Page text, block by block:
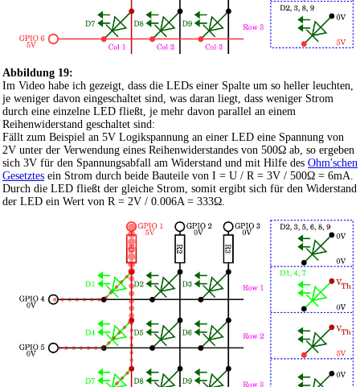
Abbildung 19:
Im Video habe ich gezeigt, dass die LEDs einer Spalte um so heller leuchten,
je weniger davon eingeschaltet sind, was daran liegt, dass weniger Strom
durch eine einzelne LED fließt, je mehr davon parallel an einem
Reihenwiderstand geschaltet sind:
Fällt zum Beispiel an 5V Logikspannung an einer LED eine Spannung von
2V unter der Verwendung eines Reihenwiderstandes von 500Ω ab, so ergeben
sich 3V für den Spannungsabfall am Widerstand und mit Hilfe des Ohm'schen
Gesetztes ein Strom durch beide Bauteile von I = U / R = 3V / 500Ω = 6mA
Durch die LED fließt der gleiche Strom, somit ergibt sich für den Widerstand
der LED ein Wert von R = 2V / 0.006A = 333Ω